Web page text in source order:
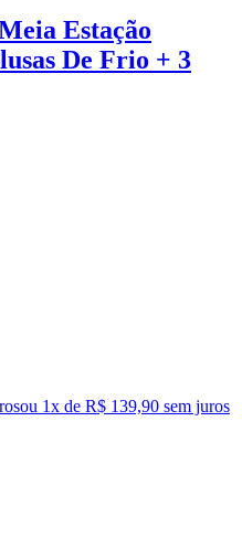
Estação
De Frio + 3
ou 1x de R$ 139,90 sem juros